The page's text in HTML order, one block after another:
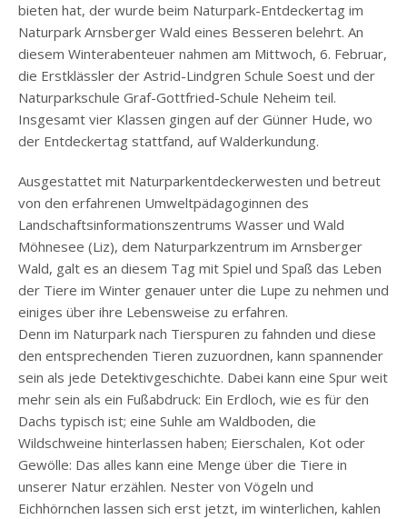
bieten hat, der wurde beim Naturpark-Entdeckertag im
Naturpark Arnsberger Wald eines Besseren belehrt. An
diesem Winterabenteuer nahmen am Mittwoch, 6. Februar,
die Erstklässler der Astrid-Lindgren Schule Soest und der
Naturparkschule Graf-Gottfried-Schule Neheim teil.
Insgesamt vier Klassen gingen auf der Günner Hude, wo
der Entdeckertag stattfand, auf Walderkundung.
Ausgestattet mit Naturparkentdeckerwesten und betreut
von den erfahrenen Umweltpädagoginnen des
Landschaftsinformationszentrums Wasser und Wald
Möhnesee (Liz), dem Naturparkzentrum im Arnsberger
Wald, galt es an diesem Tag mit Spiel und Spaß das Leben
der Tiere im Winter genauer unter die Lupe zu nehmen und
einiges über ihre Lebensweise zu erfahren.
Denn im Naturpark nach Tierspuren zu fahnden und diese
den entsprechenden Tieren zuzuordnen, kann spannender
sein als jede Detektivgeschichte. Dabei kann eine Spur weit
mehr sein als ein Fußabdruck: Ein Erdloch, wie es für den
Dachs typisch ist; eine Suhle am Waldboden, die
Wildschweine hinterlassen haben; Eierschalen, Kot oder
Gewölle: Das alles kann eine Menge über die Tiere in
unserer Natur erzählen. Nester von Vögeln und
Eichhörnchen lassen sich erst jetzt, im winterlichen, kahlen